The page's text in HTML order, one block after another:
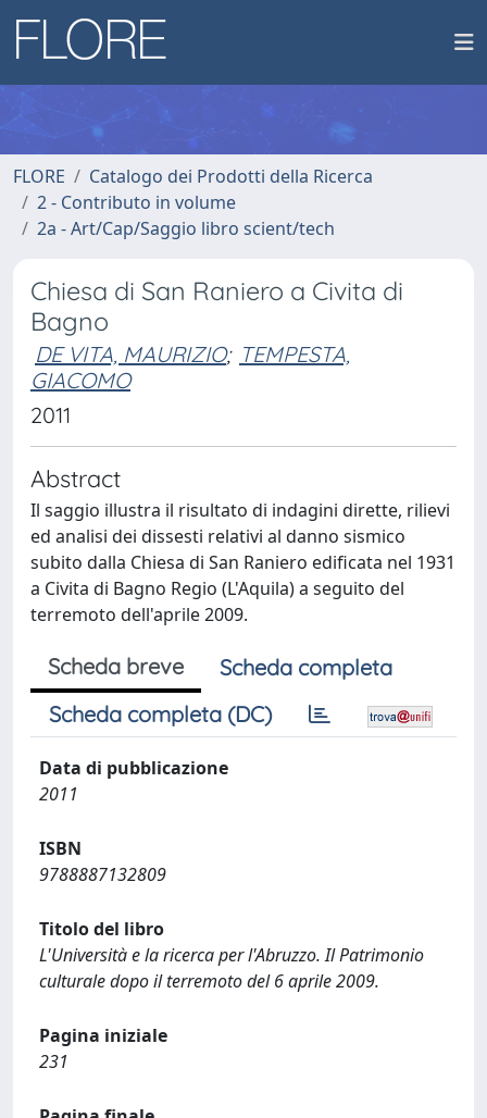
FLORE
Catalogo dei Prodotti della Ricerca
2 - Contributo in volume
2a - Art/Cap/Saggio libro scient/tech
Chiesa di San Raniero a Civita di
Bagno
DE VITA, MAURIZIO; TEMPESTA,
GIACOMO
2011
Abstract
Il saggio illustra il risultato di indagini dirette, rilievi
ed analisi dei dissesti relativi al danno sismico
subito dalla Chiesa di San Raniero edificata nel 1931
a Civita di Bagno Regio (L'Aquila) a seguito del
terremoto dell'aprile 2009.
Scheda breve
Scheda completa
Scheda completa (DC)
Data di pubblicazione
2011
ISBN
9788887132809
Titolo del libro
L'Università e la ricerca per l'Abruzzo. Il Patrimonio
culturale dopo il terremoto del 6 aprile 2009.
Pagina iniziale
231